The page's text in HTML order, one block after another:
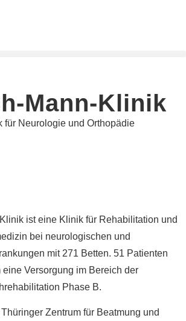
Mann-Klinik
für Neurologie und Orthopädie
ist eine Klinik für Rehabilitation und
bei neurologischen und
mit 271 Betten. 51 Patienten
Versorgung im Bereich der
Phase B.
Zentrum für Beatmung und